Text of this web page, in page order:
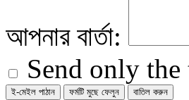
আপনার বার্তা:
Send only the